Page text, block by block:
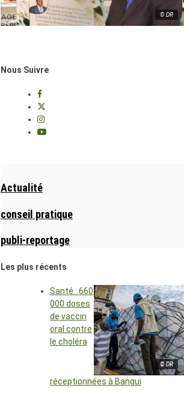
© DR
Nous Suivre
Actualité
conseil pratique
publi-reportage
Les plus récents
© DR
Santé : 660
000 doses
de vaccin
oral contre
le choléra
réceptionnées à Bangui